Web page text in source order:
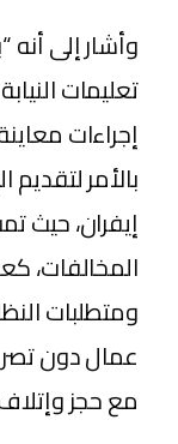
وأشار إلى أنه
تعليمات
إجراءات
بالأمر لتقديم
إيفران، حيث
المخالفات،
ومتطلبات
عمال دون
مع حجز